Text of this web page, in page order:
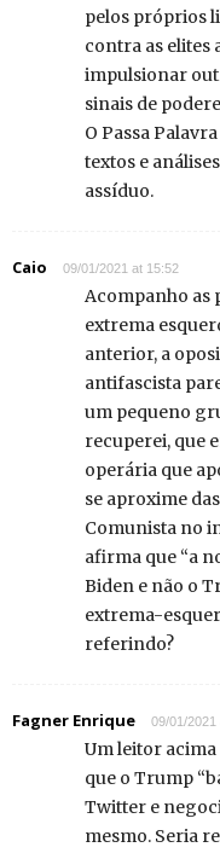
pelos próprios
contra as elites
impulsionar
sinais de
O Passa
textos e
assíduo.
Caio 09/01/2021 at 15:52
Acompanho as
extrema
anterior, a
antifascista
um pequeno
recuperei, que
operária que
se aproxime
Comunista no
afirma que “a
Biden e não o
extrema-
referindo?
Fagner Enrique 09/01/2021
Um leitor
que o Trump
Twitter e
mesmo. Seria